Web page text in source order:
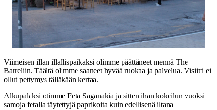
Viimeisen illan illallispaikaksi olimme päättäneet mennä The
Barreliin. Täältä olimme saaneet hyvää ruokaa ja palvelua. Visiitti ei
ollut pettymys tälläkään kertaa.
Alkupalaksi otimme Feta Saganakia ja sitten ihan kokeilun vuoksi
samoja fetalla täytettyjä paprikoita kuin edellisenä iltana